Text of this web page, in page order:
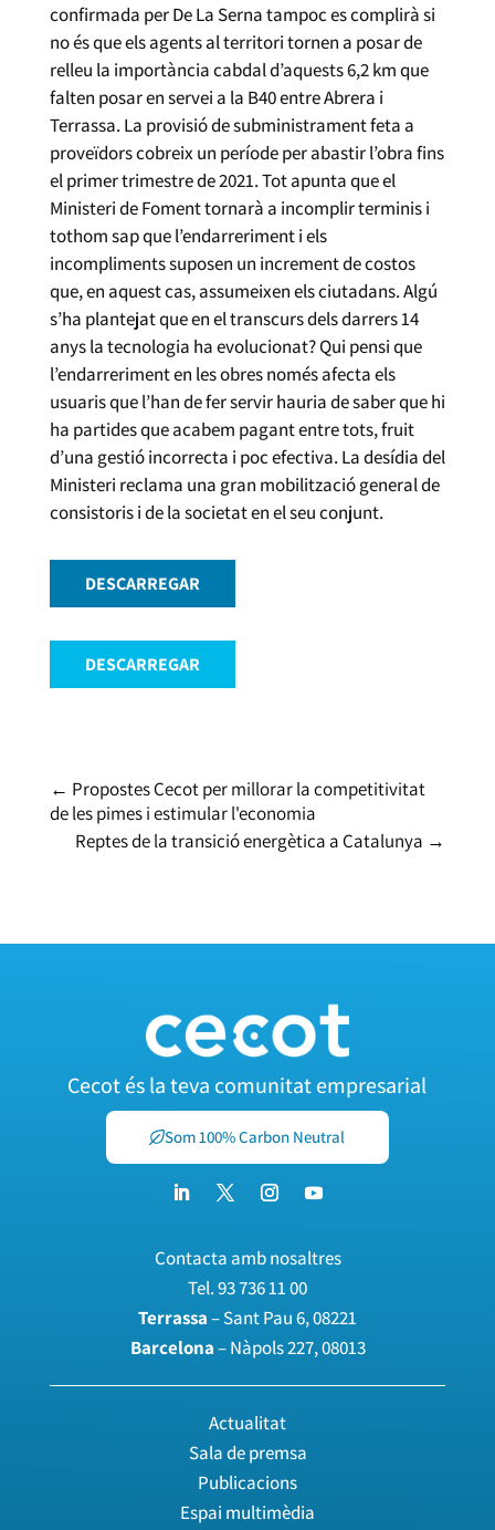
confirmada per De La Serna tampoc es complirà si
no és que els agents al territori tornen a posar de
relleu la importància cabdal d’aquests 6,2 km que
falten posar en servei a la B40 entre Abrera i
Terrassa. La provisió de subministrament feta a
proveïdors cobreix un període per abastir l’obra fins
el primer trimestre de 2021. Tot apunta que el
Ministeri de Foment tornarà a incomplir terminis i
tothom sap que l’endarreriment i els
incompliments suposen un increment de costos
que, en aquest cas, assumeixen els ciutadans. Algú
s’ha plantejat que en el transcurs dels darrers 14
anys la tecnologia ha evolucionat? Qui pensi que
l’endarreriment en les obres només afecta els
usuaris que l’han de fer servir hauria de saber que hi
ha partides que acabem pagant entre tots, fruit
d’una gestió incorrecta i poc efectiva. La desídia del
Ministeri reclama una gran mobilització general de
consistoris i de la societat en el seu conjunt.
DESCARREGAR
DESCARREGAR
← Propostes Cecot per millorar la competitivitat
de les pimes i estimular l'economia
Reptes de la transició energètica a Catalunya →
Cecot és la teva comunitat empresarial
Som 100% Carbon Neutral
Contacta amb nosaltres
Tel.93 736 11 00
Terrassa– Sant Pau 6, 08221
Barcelona– Nàpols 227, 08013
Actualitat
Sala de premsa
Publicacions
Espai multimèdia